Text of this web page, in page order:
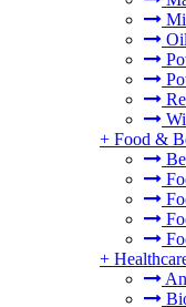
+ Food &
+